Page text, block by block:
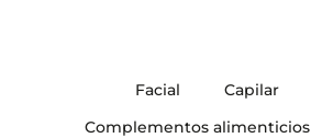
Facial Capilar
Complementos alimenticios